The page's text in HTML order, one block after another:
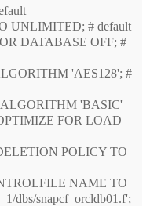
UNLIMITED; # default
DATABASE OFF; #
'AES128'; #
'BASIC'
FOR LOAD
POLICY TO
NAME TO
dbs/snapcf_orcldb01.f';